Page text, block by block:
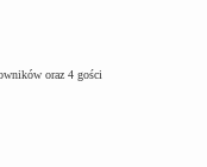
oraz 4 gości